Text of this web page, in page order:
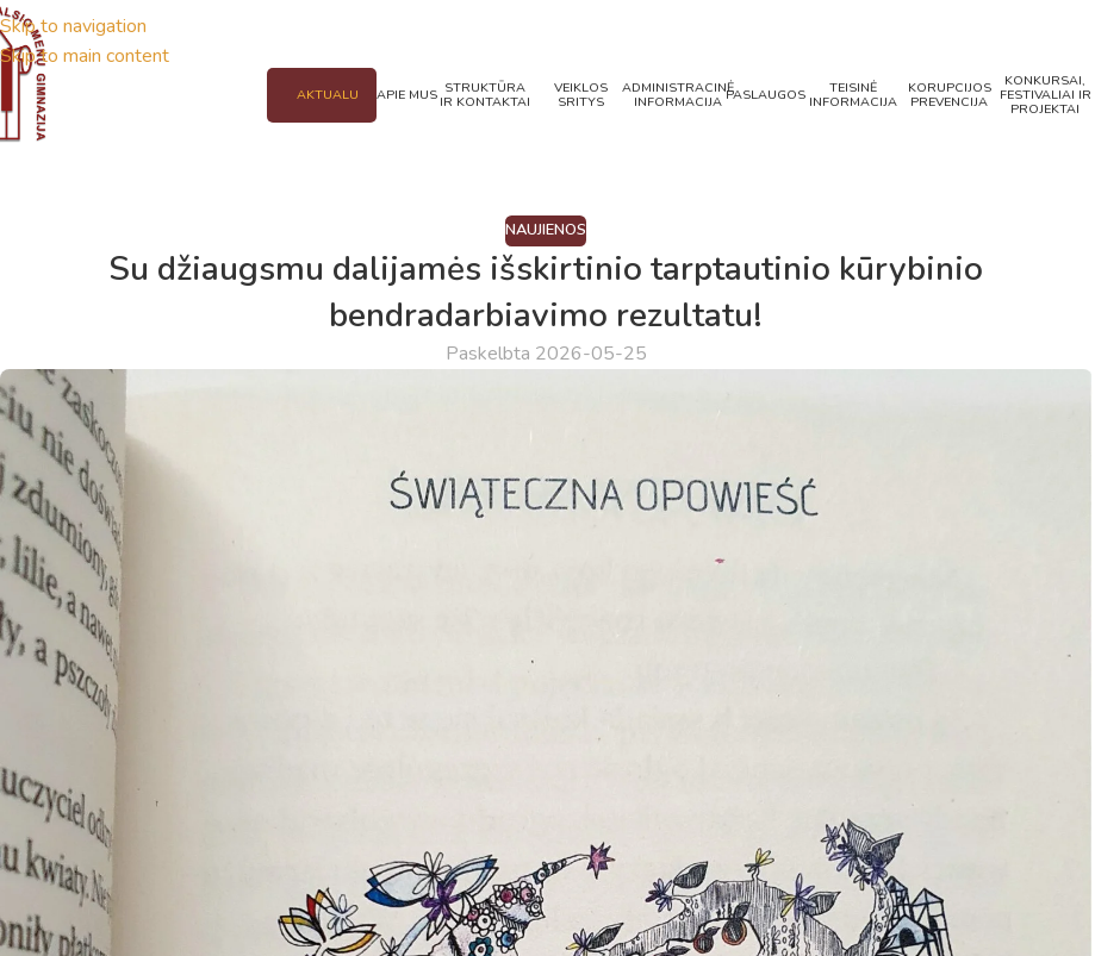
Skip to navigation
Skip to main content
AKTUALU
Pamokų laikas
Pamoka Pradžia Pabaiga
Tvarkaraščiai
Bendrojo ugdymo pamokų tvarkaraštis 2025-2026 m. m.
APIE MUS STRUKTŪRA
IR KONTAKTAI
VEIKLOS
SRITYS
ADMINISTRACINĖ
INFORMACIJA PASLAUGOS
TEISINĖ
INFORMACIJA
KORUPCIJOS
PREVENCIJA
KONKURSAI,
FESTIVALIAI IR
PROJEKTAI
NAUJIENOS
Su džiaugsmu dalijamės išskirtinio tarptautinio kūrybinio
bendradarbiavimo rezultatu!
Paskelbta 2026-05-25